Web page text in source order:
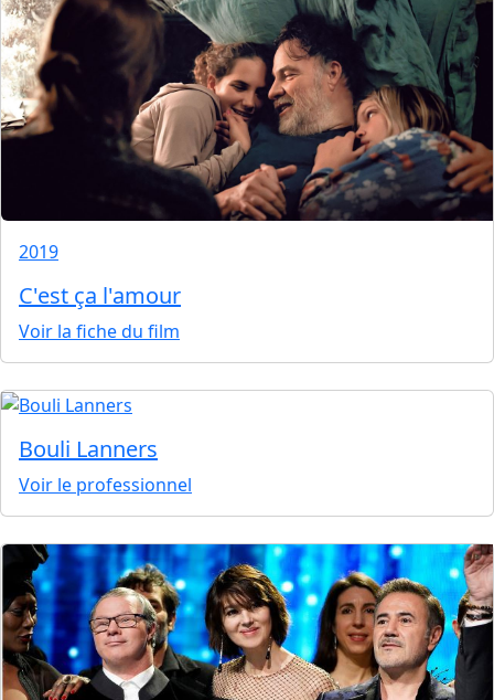
2019
C'est ça l'amour
Voir la fiche du film
Bouli Lanners
Voir le professionnel